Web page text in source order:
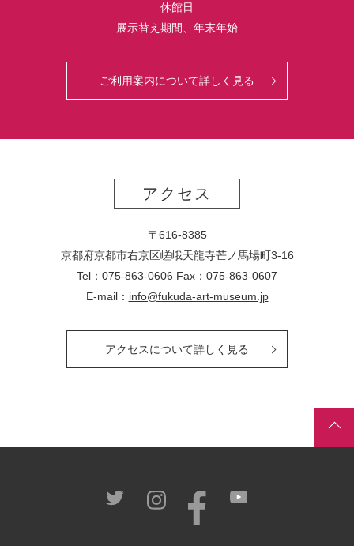
休館日
展示替え期間、年末年始
ご利用案内について詳しく見る
アクセス
〒616-8385
京都府京都市右京区嵯峨天龍寺芒ノ馬場町3-16
Tel：075-863-0606 Fax：075-863-0607
E-mail： info@fukuda-art-museum.jp
アクセスについて詳しく見る